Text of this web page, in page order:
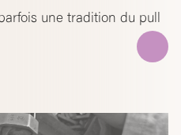
une tradition du pull